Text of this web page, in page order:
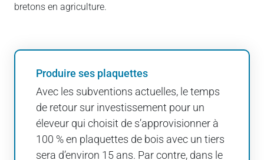
bretons en agriculture.
Produire ses plaquettes
Avec les subventions actuelles, le temps
de retour sur investissement pour un
éleveur qui choisit de s’approvisionner à
100 % en plaquettes de bois avec un tiers
sera d’environ 15 ans. Par contre, dans le